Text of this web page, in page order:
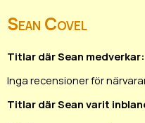
Sean Covel
Titlar där Sean medverkar:
Inga recensioner för
Titlar där Sean varit